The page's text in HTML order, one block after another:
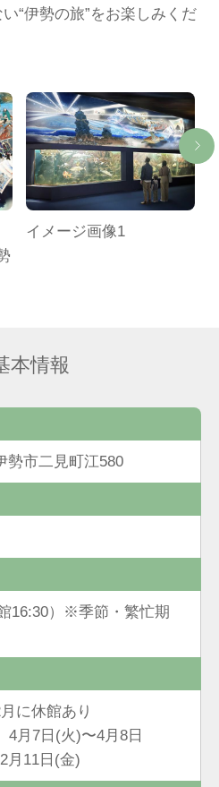
“伊勢の旅”をお楽しみくだ
イメージ画像1
本情報
市二見町江580
16:30）※季節・繁忙期
に休館あり
月7日(火)〜4月8日
月11日(金)